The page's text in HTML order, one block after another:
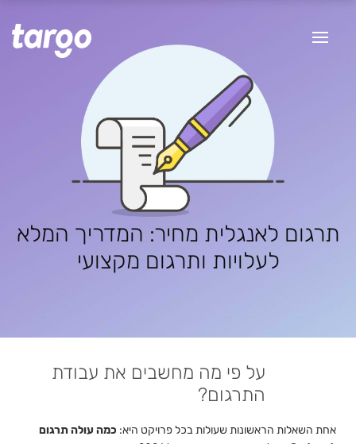
תרגום לאנגלית מחיר: המדריך המלא
לעלויות ותרגום מקצועי
על פי מה מחשבים את עבודת
התרגום?
אחת השאלות הראשונות שעולות בכל פרויקט היא: כמה עולה תרגום